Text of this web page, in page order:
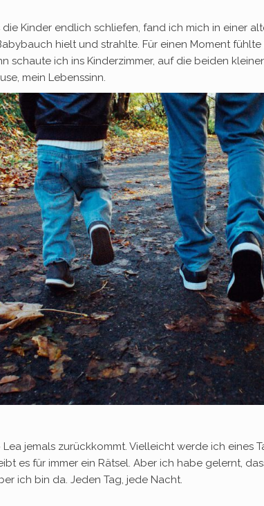
die Kinder endlich schliefen, fand ich mich in einer
hielt und strahlte. Für einen Moment
schaute ich ins Kinderzimmer, auf die beiden
mein Lebenssinn.
jemals zurückkommt. Vielleicht werde ich eines
es für immer ein Rätsel. Aber ich habe gelernt,
ich bin da. Jeden Tag, jede Nacht.